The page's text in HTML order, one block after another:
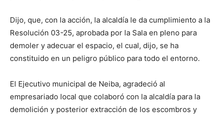
Dijo, que, con la acción, la alcaldía le da cumplimiento a la
Resolución 03-25, aprobada por la Sala en pleno para
demoler y adecuar el espacio, el cual, dijo, se ha
constituido en un peligro público para todo el entorno.
El Ejecutivo municipal de Neiba, agradeció al
empresariado local que colaboró con la alcaldía para la
demolición y posterior extracción de los escombros y